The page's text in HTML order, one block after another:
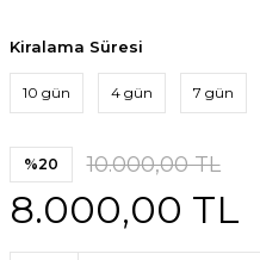
Kiralama Süresi
10 gün 4 gün 7 gün
%20 10.000,00 TL
8.000,00 TL